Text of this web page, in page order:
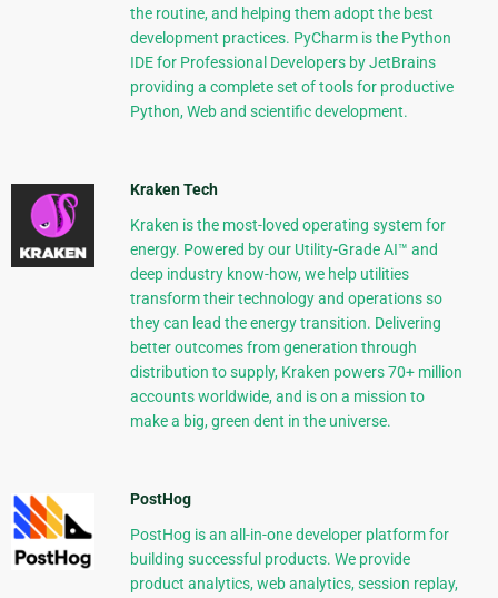
the routine, and helping them adopt the best
development practices. PyCharm is the Python
IDE for Professional Developers by JetBrains
providing a complete set of tools for productive
Python, Web and scientific development.
Kraken Tech
Kraken is the most-loved operating system for
energy. Powered by our Utility-Grade AI™ and
deep industry know-how, we help utilities
transform their technology and operations so
they can lead the energy transition. Delivering
better outcomes from generation through
distribution to supply, Kraken powers 70+ million
accounts worldwide, and is on a mission to
make a big, green dent in the universe.
PostHog
PostHog is an all-in-one developer platform for
building successful products. We provide
product analytics, web analytics, session replay,